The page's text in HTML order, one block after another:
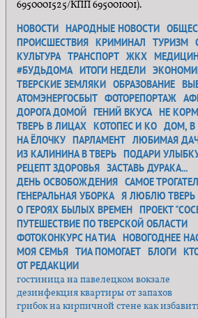
6950001525/КПП 695001001).
НОВОСТИ НАРОДНЫЕ НОВОСТИ
ПРОИСШЕСТВИЯ
КРИМИНАЛ ТУРИЗМ
КУЛЬТУРА ТРАНСПОРТ ЖКХ
#БУДЬДОМА
ИТОГИ НЕДЕЛИ
ТВЕРСКИЕ ЗЕМЛЯКИ
ОБРАЗОВАНИЕ
АТОМЭНЕРГОСБЫТ ФОТОРЕПОРТАЖ
ДОРОГА ДОМОЙ
ГЕНИЙ ВКУСА
НЕ
ТВЕРЬ В ЛИЦАХ
КОТОПЕС И КО ДОМ, В
НА ЁЛОЧКУ
ПАРЛАМЕНТ ЛЮБИМАЯ
ИЗ КАЛИНИНА В ТВЕРЬ
ПОДАРИ
РЕЦЕПТ ЗДОРОВЬЯ
ЗАСТАВЬ ДУРАКА...
ДЕНЬ ОСВОБОЖДЕНИЯ
САМОЕ
ГЕНЕРАЛЬНАЯ УБОРКА Я ЛЮБЛЮ ТВЕРЬ
О ГЕРОЯХ БЫЛЫХ ВРЕМЕН
ПРОЕКТ
ПУТЕШЕСТВИЕ ПО ТВЕРСКОЙ ОБЛАСТИ
ФОТОКОНКУРС НА ТИА
НОВОГОДНЕЕ
МОЯ СЕМЬЯ
ТИА ПОМОГАЕТ БЛОГИ
ОТ РЕДАКЦИИ
гостиница на павелецком вокзале
дезинфекция квартиры от запахов
грибок на кирпичной стене как